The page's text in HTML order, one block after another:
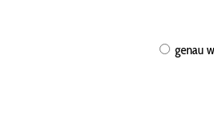
genau